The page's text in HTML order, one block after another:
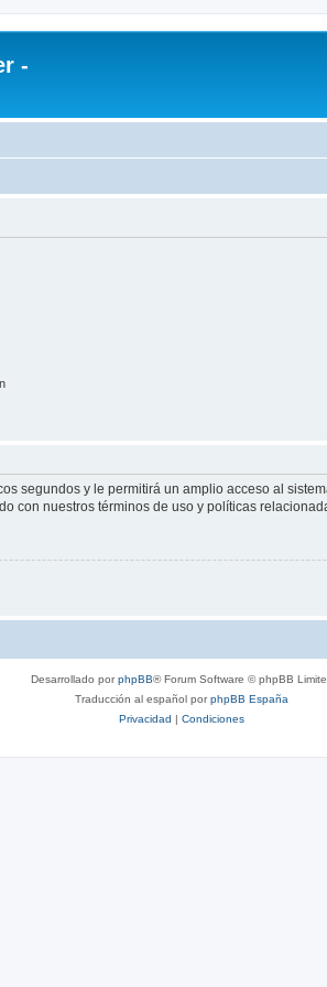
-
segundos y le permitirá un amplio acceso al
con nuestros términos de uso y políticas
Desarrollado porphpBB® Forum Software © phpBB
Traducción al español porphpBB España
Privacidad | Condiciones